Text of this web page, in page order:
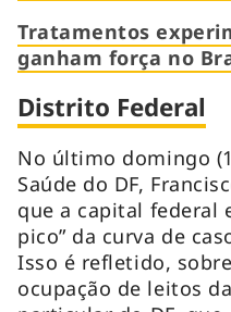
Tratamentos
ganham força no
Distrito Federal
No último domingo
Saúde do DF,
que a capital federal
pico” da curva de
Isso é refletido,
ocupação de leitos